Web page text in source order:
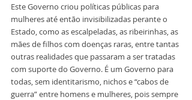
Este Governo criou políticas públicas para
mulheres até então invisibilizadas perante o
Estado, como as escalpeladas, as ribeirinhas, as
mães de filhos com doenças raras, entre tantas
outras realidades que passaram a ser tratadas
com suporte do Governo. É um Governo para
todas, sem identitarismo, nichos e “cabos de
guerra” entre homens e mulheres, pois sempre